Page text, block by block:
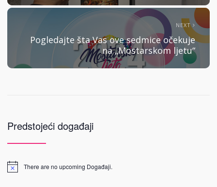
NEXT
Pogledajte šta Vas ove sedmice očekuje
na „Mostarskom ljetu“
Predstojeći događaji
There are no upcoming Događaji.